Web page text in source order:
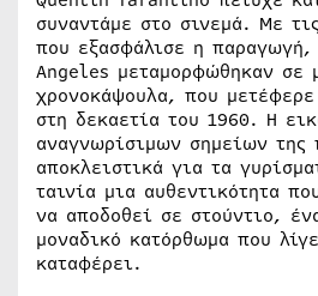
συναντάμε στο σινεμά. Με
που εξασφάλισε η παραγωγή,
Angeles μεταμορφώθηκαν σε
χρονοκάψουλα, που
στη δεκαετία του 1960. Η
αναγνωρίσιμων σημείων της
αποκλειστικά για τα
ταινία μια αυθεντικότητα
να αποδοθεί σε στούντιο,
μοναδικό κατόρθωμα που
καταφέρει.